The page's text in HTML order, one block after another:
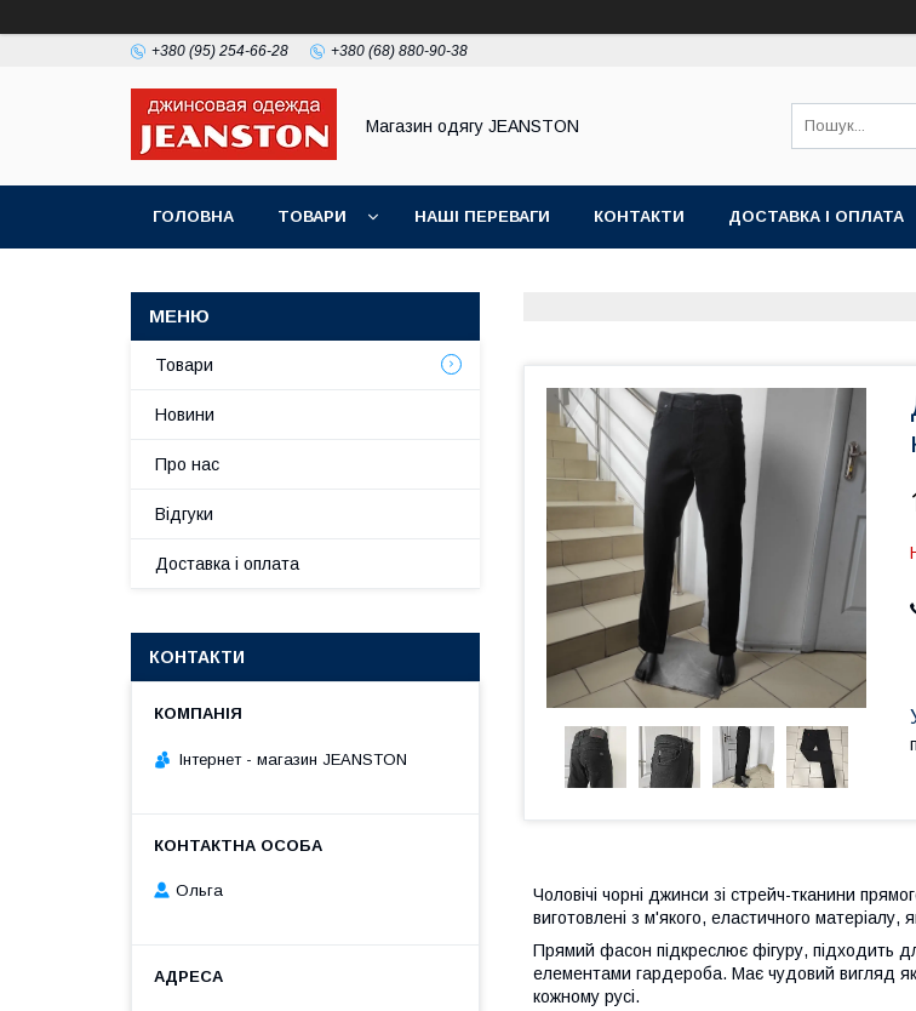
+380 (95) 254-66-28 +380 (68) 880-90-38
Магазин одягу JEANSTON
ГОЛОВНА ТОВАРИ НАШІ ПЕРЕВАГИ КОНТАКТИ ДОСТАВКА І ОПЛАТА
Чоловічі чорні джинси зі стрейч-тканини
виготовлені з м'якого, еластичного матеріалу,
Прямий фасон підкреслює фігуру, підходить
елементами гардероба. Має чудовий вигляд як
кожному русі.
Товари
Новини
Про нас
Відгуки
Доставка і оплата
КОНТАКТИ
Інтернет - магазин JEANSTON
Ольга